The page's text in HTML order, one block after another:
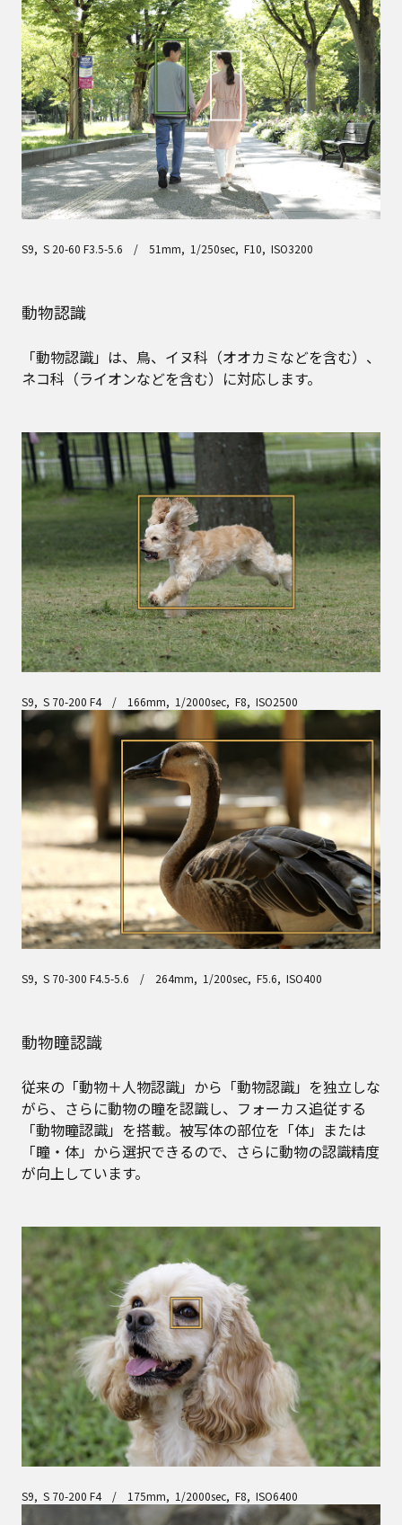
S9, S 20-60 F3.5-5.6 / 51mm, 1/250sec, F10, ISO3200
動物認識
「動物認識」は、鳥、イヌ科（オオカミなどを含む）、
ネコ科（ライオンなどを含む）に対応します。
S9, S 70-200 F4 / 166mm, 1/2000sec, F8, ISO2500
S9, S 70-300 F4.5-5.6 / 264mm, 1/200sec, F5.6, ISO400
動物瞳認識
従来の「動物＋人物認識」から「動物認識」を独立しな
がら、さらに動物の瞳を認識し、フォーカス追従する
「動物瞳認識」を搭載。被写体の部位を「体」または
「瞳・体」から選択できるので、さらに動物の認識精度
が向上しています。
S9, S 70-200 F4 / 175mm, 1/2000sec, F8, ISO6400